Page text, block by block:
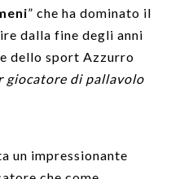
” che ha dominato il
dalla fine degli anni
dello sport Azzurro
giocatore di pallavolo
un impressionante